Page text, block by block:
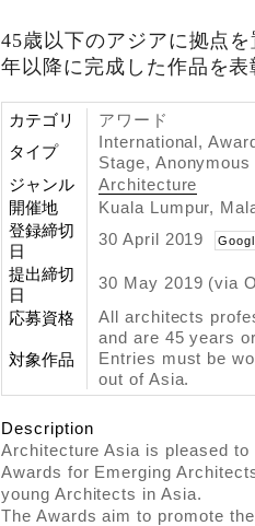
45歳以下のアジアに拠点
年以降に完成した作品を
カテゴリ
アワード
タイプ
International,
Stage, Anonymous
ジャンル
Architecture
開催地
Kuala Lumpur,
登録締切
日
30 April 2019
提出締切
日
30 May 2019 (via
応募資格
All architects
and are 45 years
対象作品
Entries must be
out of Asia.
Description
Architecture Asia is pleased
Awards for Emerging
young Architects in Asia.
The Awards aim to promote